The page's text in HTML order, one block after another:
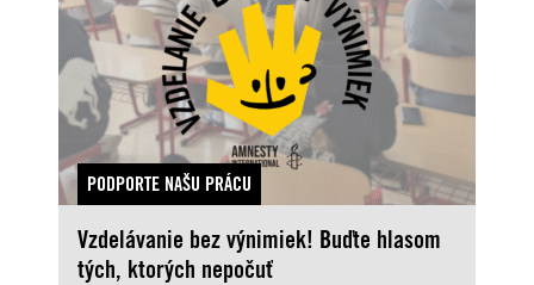
PODPORTE NAŠU PRÁCU
Vzdelávanie bez výnimiek! Buďte hlasom
tých, ktorých nepočuť